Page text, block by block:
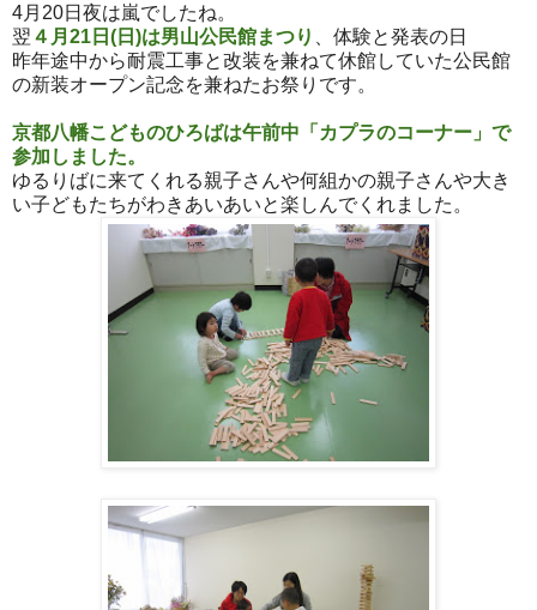
4月20日夜は嵐でしたね。
翌 ４月21日(日)は男山公民館まつり
、体験と発表の日
昨年途中から耐震工事と改装を兼ねて休館していた公民館
の新装オープン記念を兼ねたお祭りです。
京都八幡こどものひろばは午前中 「カプラのコーナー」で
参加しました。
ゆるりばに来てくれる親子さんや何組かの親子さんや大き
い子どもたちがわきあいあいと楽しんでくれました。